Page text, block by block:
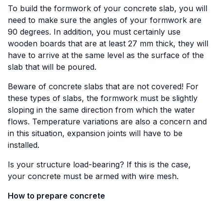
To build the formwork of your concrete slab, you will
need to make sure the angles of your formwork are
90 degrees. In addition, you must certainly use
wooden boards that are at least 27 mm thick, they will
have to arrive at the same level as the surface of the
slab that will be poured.
Beware of concrete slabs that are not covered! For
these types of slabs, the formwork must be slightly
sloping in the same direction from which the water
flows. Temperature variations are also a concern and
in this situation, expansion joints will have to be
installed.
Is your structure load-bearing? If this is the case,
your concrete must be armed with wire mesh.
How to prepare concrete